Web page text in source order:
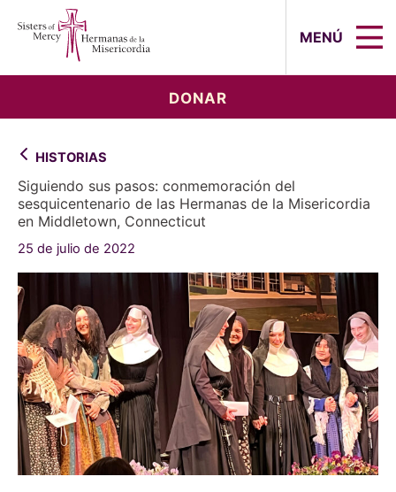
MENÚ
DONAR
HISTORIAS
Siguiendo sus pasos: conmemoración del
sesquicentenario de las Hermanas de la Misericordia
en Middletown, Connecticut
25 de julio de 2022